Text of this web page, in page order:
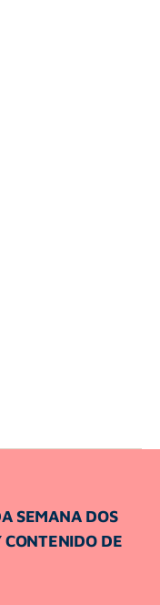
SEMANA DOS
CONTENIDO DE